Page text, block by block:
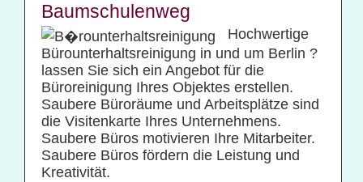
Baumschulenweg
Hochwertige
Bürounterhaltsreinigung in und um Berlin ?
lassen Sie sich ein Angebot für die
Büroreinigung Ihres Objektes erstellen.
Saubere Büroräume und Arbeitsplätze sind
die Visitenkarte Ihres Unternehmens.
Saubere Büros motivieren Ihre Mitarbeiter.
Saubere Büros fördern die Leistung und
Kreativität.